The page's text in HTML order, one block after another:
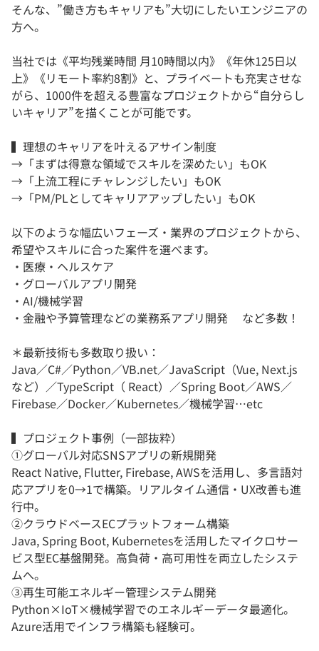
そんな、”働き方もキャリアも”大切にしたいエンジニアの
方へ。
当社では《平均残業時間 月10時間以内》《年休125日以
上》《リモート率約8割》と、プライベートも充実させな
がら、1000件を超える豊富なプロジェクトから“自分らし
いキャリア”を描くことが可能です。
▍理想のキャリアを叶えるアサイン制度
→「まずは得意な領域でスキルを深めたい」もOK
→「上流工程にチャレンジしたい」もOK
→「PM/PLとしてキャリアアップしたい」もOK
以下のような幅広いフェーズ・業界のプロジェクトから、
希望やスキルに合った案件を選べます。
・医療・ヘルスケア
・グローバルアプリ開発
・AI/機械学習
・金融や予算管理などの業務系アプリ開発 など多数！
＊最新技術も多数取り扱い：
Java／C#／Python／VB.net／JavaScript（Vue, Next.js
など）／TypeScript（ React）／Spring Boot／AWS／
Firebase／Docker／Kubernetes／機械学習…etc
▍プロジェクト事例（一部抜粋）
①グローバル対応SNSアプリの新規開発
React Native, Flutter, Firebase, AWSを活用し、多言語対
応アプリを0→1で構築。リアルタイム通信・UX改善も進
行中。
②クラウドベースECプラットフォーム構築
Java, Spring Boot, Kubernetesを活用したマイクロサー
ビス型EC基盤開発。高負荷・高可用性を両立したシステ
ムへ。
③再生可能エネルギー管理システム開発
Python×IoT×機械学習でのエネルギーデータ最適化。
Azure活用でインフラ構築も経験可。